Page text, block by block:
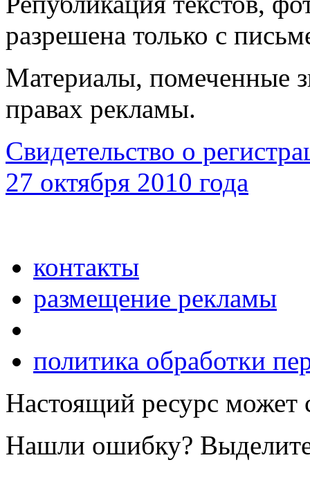
разрешена только с
Материалы, помеченные
правах рекламы.
Свидетельство о
27 октября 2010 года
контакты
размещение рекламы
политика обработки
Настоящий ресурс может
Нашли ошибку?